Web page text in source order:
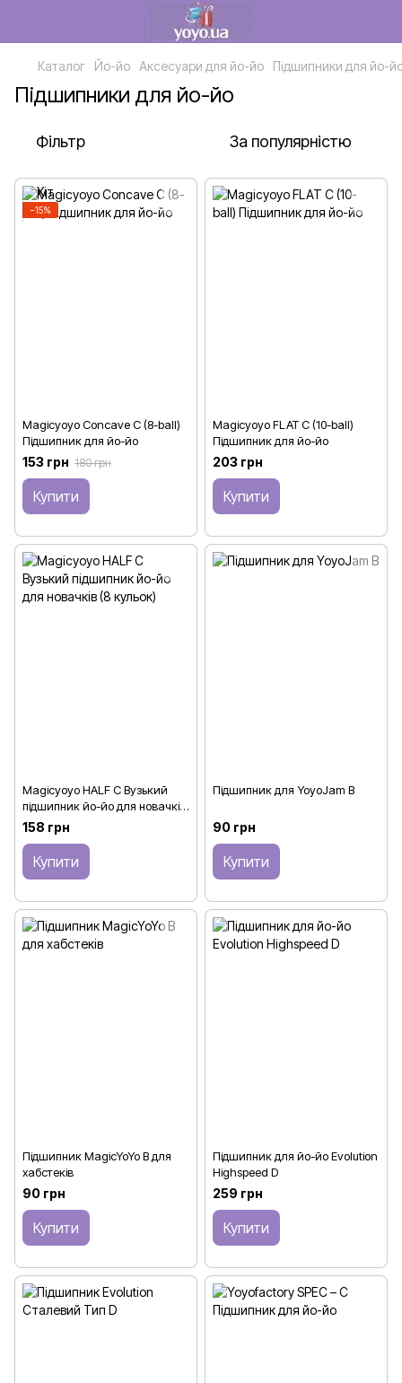
Каталог Йо-йо Аксесуари для йо-йо Підшипники для йо-
Підшипники для йо-йо
Фільтр За популярністю
−15%
Magicyoyo Concave C (8-ball)
Підшипник для йо-йо
153 грн 180 грн
Купити
Magicyoyo FLAT C (10-ball)
Підшипник для йо-йо
203 грн
Купити
Magicyoyo HALF C Вузький
підшипник йо-йо для новачків
(8 кульок)
158 грн
Купити
Підшипник для YoyoJam B
90 грн
Купити
Підшипник MagicYoYo B для
хабстеків
90 грн
Купити
Підшипник для йо-йо Evolution
Highspeed D
259 грн
Купити